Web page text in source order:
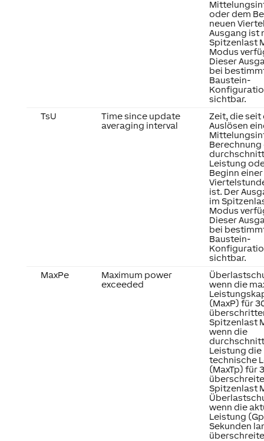
oder dem
neuen
Ausgang ist
Spitzenlast
Modus
Dieser
bei
Baustein-
sichtbar.
TsU
Time since update
averaging interval
Zeit, die seit
Auslösen
Berechnung
Leistung
Beginn
ist. Der
im
Modus
Dieser
bei
Baustein-
sichtbar.
MaxPe
Maximum power
exceeded
wenn die
(MaxP) für
Spitzenlast
wenn die
Leistung die
technische
(MaxTp) für
Spitzenlast
wenn die
Leistung
Sekunden